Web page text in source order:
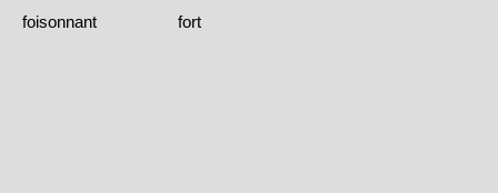
foisonnant
fort